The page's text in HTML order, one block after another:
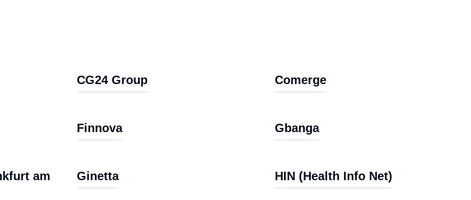
CG24 Group Comerge
Finnova Gbanga
am
Ginetta HIN (Health Info Net)